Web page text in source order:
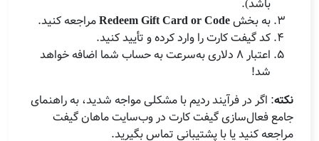
باشد).
به بخشRedeem Gift Card or Codeمراجعه کنید.
کد گیفت کارت را وارد کرده و تأیید کنید.
اعتبار 8 دلاری به‌سرعت به حساب شما اضافه خواهد
شد!
نکته: اگر در فرآیند ردیم با مشکلی مواجه شدید، به راهنمای
جامع فعال‌سازی گیفت کارت در وب‌سایت ماهان گیفت
مراجعه کنید یا با پشتیبانی تماس بگیرید.